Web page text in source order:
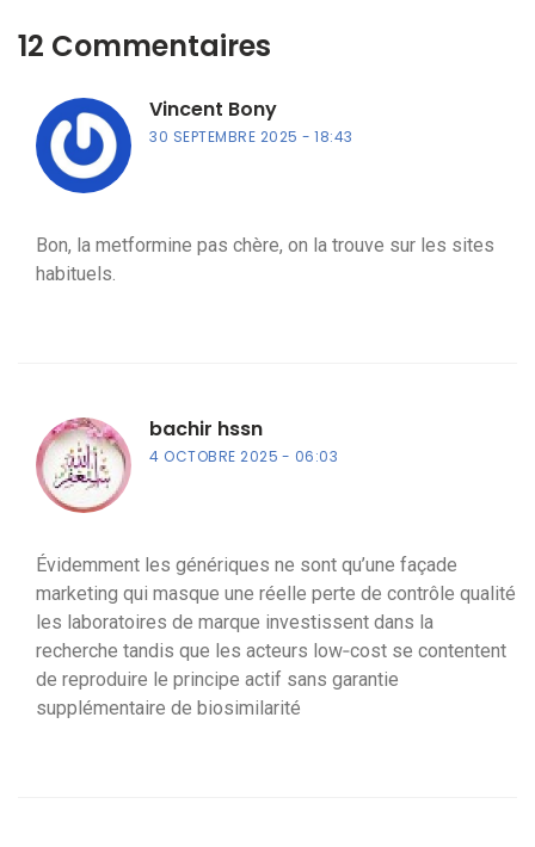
12 Commentaires
Vincent Bony
30 SEPTEMBRE 2025 18:43
Bon, la metformine pas chère, on la trouve sur les sites
habituels.
bachir hssn
4 OCTOBRE 2025 06:03
Évidemment les génériques ne sont qu’une façade
marketing qui masque une réelle perte de contrôle qualité
les laboratoires de marque investissent dans la
recherche tandis que les acteurs low‑cost se contentent
de reproduire le principe actif sans garantie
supplémentaire de biosimilarité